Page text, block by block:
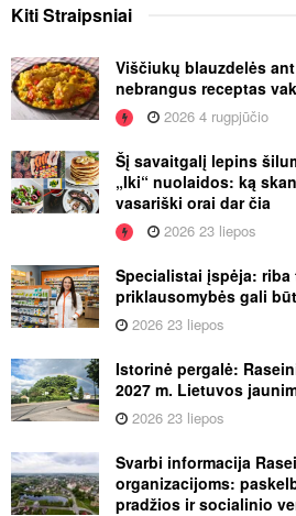
KitiStraipsniai
Viščiukų blauzdelės
nebrangus receptas
2026 4 rugpjūčio
Šį savaitgalį lepins
„Iki“ nuolaidos: ką
vasariški orai dar čia
2026 23 liepos
Specialistai įspėja:
priklausomybės gali
2026 23 liepos
Istorinė pergalė:
2027 m. Lietuvos
2026 23 liepos
Svarbi informacija
organizacijoms:
pradžios ir socialinio